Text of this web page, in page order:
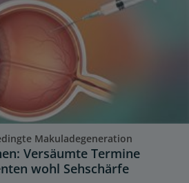
Makuladegeneration
Versäumte Termine
wohl Sehschärfe